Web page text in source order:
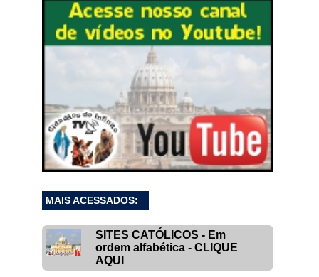
MAIS ACESSADOS:
SITES CATÓLICOS - Em
ordem alfabética - CLIQUE
AQUI